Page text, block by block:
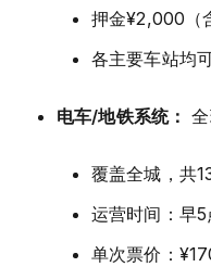
押金¥2,000（
各主要车站均
电车/地铁系统：
覆盖全城，共
运营时间：早
单次票价：